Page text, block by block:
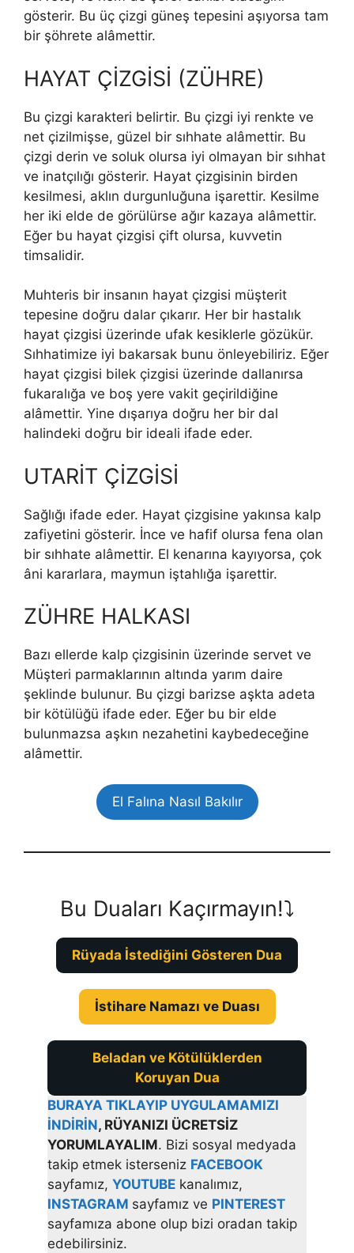
gösterir. Bu üç çizgi güneş tepesini aşıyor­sa tam
bir şöhrete alâmettir.
HAYAT ÇİZGİSİ (ZÜHRE)
Bu çizgi karakteri belirtir. Bu çizgi iyi renkte ve
net çizilmişse, güzel bir sıhhate alâmettir. Bu
çiz­gi derin ve soluk olursa iyi olmayan bir sıhhat
ve inatçılığı gösterir. Hayat çizgisinin birden
kesilmesi, aklın durgunluğuna işarettir. Kesilme
her iki elde de görülürse ağır kazaya alâmettir.
Eğer bu hayat çizgisi çift olursa, kuvvetin
timsalidir.
Muhteris bir insanın hayat çizgisi müşterit
tepesine doğru dalar çıkarır. Her bir hastalık
hayat çizgisi üzerinde ufak kesiklerle gözükür.
Sıhhatimize iyi bakarsak bunu önleyebiliriz. Eğer
hayat çizgisi bilek çizgisi üzerinde dallanırsa
fukaralığa ve boş yere vakit geçirildiğine
alâmettir. Yine dışarıya doğru her bir dal
halindeki doğru bir ideali ifade eder.
UTARİT ÇİZGİSİ
Sağlığı ifade eder. Hayat çizgisine yakınsa kalp
zafiyetini gösterir. İnce ve hafif olursa fena olan
bir sıhhate alâmettir. El kenarına kayıyorsa, çok
âni kararlara, maymun iştahlığa işarettir.
ZÜHRE HALKASI
Bazı ellerde kalp çizgisinin üzerinde servet ve
Müşteri par­maklarının altında yarım daire
şeklinde bulunur. Bu çizgi barizse aşkta adeta
bir kötülüğü ifade eder. Eğer bu bir elde
bulunmazsa aş­kın nezahetini kaybedeceğine
alâmettir.
El Falına Nasıl Bakılır
Bu Duaları Kaçırmayın!⤵️
Rüyada İstediğini Gösteren Dua
İstihare Namazı ve Duası
Beladan ve Kötülüklerden
Koruyan Dua
BURAYA TIKLAYIP UYGULAMAMIZI
İNDİRİN, RÜYANIZI ÜCRETSİZ
YORUMLAYALIM. Bizi sosyal medyada
takip etmek isterseniz FACEBOOK
sayfamız, YOUTUBE kanalımız,
INSTAGRAM sayfamız ve PINTEREST
sayfamıza abone olup bizi oradan takip
edebilirsiniz.